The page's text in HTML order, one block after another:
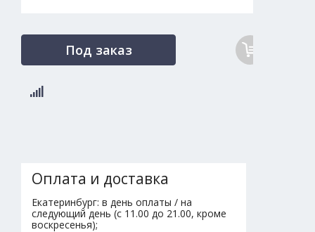
Под заказ
Оплата и доставка
Екатеринбург: в день оплаты / на
следующий день (с 11.00 до 21.00, кроме
воскресенья);